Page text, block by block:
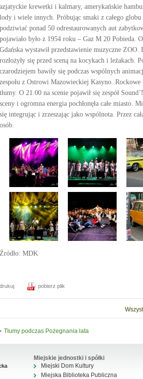
azjatyckie krewetki i kalmary, amerykańskie
lody i wiele innych. Próbując smaki z całego
podziwiać ponad 50 odrestaurowanych aut
pojawiało było z 1954 roku – Gaz M 20 Pobieda.
Gdańska wystawił przedstawienie muzyczne
rozłożyły się przed sceną na kocykach i leżakach.
czarodziejem bawiły się podczas wspólnych
zespołu z Ostrowi Mazowieckiej Kasyno.
tłumy. O 21.00 na scenie pojawił się zespół
sceny i ogromna energia pochłonęła całe miasto.
się integrując i zrzeszając jako wspólnota. Przez
osób.
Źródło: MDK
drukuj pobierz plik
Tłumy podczas Pożegnania lata
Miejskie jednostki i spółki
Miejski Dom Kultury
Miejska Biblioteka Publiczna